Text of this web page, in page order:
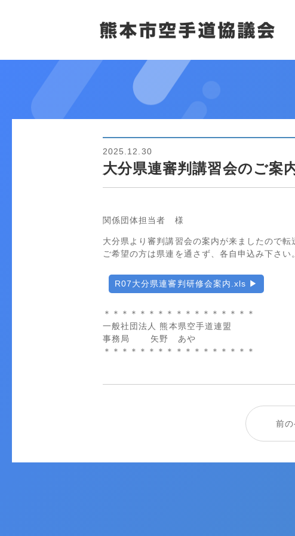
大分県連審判講習会のご案
2025.12.30
関係団体担当者 様
大分県より審判講習会の案内が来ましたので転
ご希望の方は県連を通さず、各自申込み下さい
R07大分県連審判研修会案内.xls
＊＊＊＊＊＊＊＊＊＊＊＊＊＊＊＊＊
一般社団法人 熊本県空手道連盟
事務局 矢野 あや
＊＊＊＊＊＊＊＊＊＊＊＊＊＊＊＊＊
前